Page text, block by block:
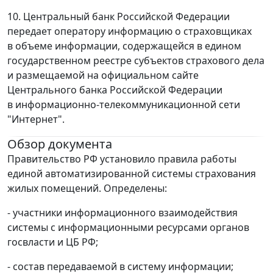
10. Центральный банк Российской Федерации
передает оператору информацию о страховщиках
в объеме информации, содержащейся в едином
государственном реестре субъектов страхового дела
и размещаемой на официальном сайте
Центрального банка Российской Федерации
в информационно-телекоммуникационной сети
"Интернет".
Обзор документа
Правительство РФ установило правила работы
единой автоматизированной системы страхования
жилых помещений. Определены:
- участники информационного взаимодействия
системы с информационными ресурсами органов
госвласти и ЦБ РФ;
- состав передаваемой в систему информации;